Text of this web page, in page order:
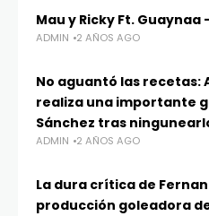
Mau y Ricky Ft. Guaynaa
ADMIN 2 AÑOS AGO
No aguantó las recetas:
realiza una importante
Sánchez tras
ADMIN 2 AÑOS AGO
La dura crítica de
producción goleadora